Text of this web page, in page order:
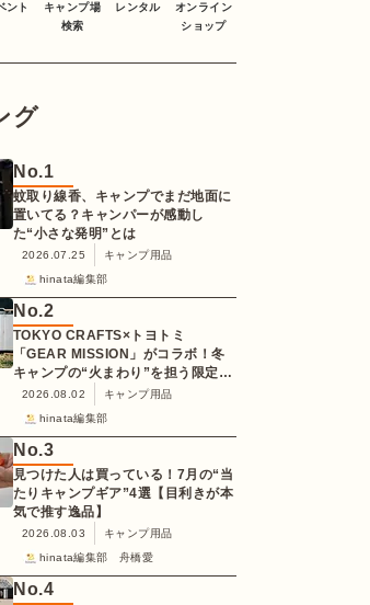
ント
キャンプ場
検索
レンタル
オンライン
ショップ
グ
No.1
蚊取り線香、キャンプでまだ地面に
置いてる？キャンパーが感動し
た“小さな発明”とは
2026.07.25
キャンプ用品
hinata編集部
No.2
TOKYO CRAFTS×トヨトミ
「GEAR MISSION」がコラボ！冬
キャンプの“火まわり”を担う限定
K3クッキングストーブが登場
2026.08.02
キャンプ用品
hinata編集部
No.3
見つけた人は買っている！7月の“当
たりキャンプギア”4選【目利きが本
気で推す逸品】
2026.08.03
キャンプ用品
hinata編集部 舟橋愛
No.4